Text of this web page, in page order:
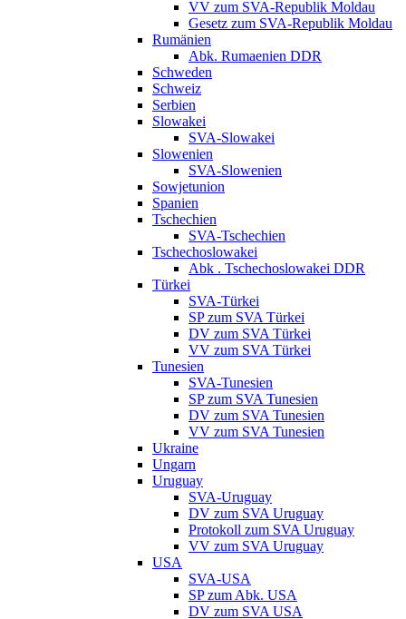
VV zum SVA-Republik Moldau
Gesetz zum SVA-Republik Moldau
Rumänien
Abk. Rumaenien DDR
Schweden
Schweiz
Serbien
Slowakei
SVA-Slowakei
Slowenien
SVA-Slowenien
Sowjetunion
Spanien
Tschechien
SVA-Tschechien
Tschechoslowakei
Abk . Tschechoslowakei DDR
Türkei
SVA-Türkei
SP zum SVA Türkei
DV zum SVA Türkei
VV zum SVA Türkei
Tunesien
SVA-Tunesien
SP zum SVA Tunesien
DV zum SVA Tunesien
VV zum SVA Tunesien
Ukraine
Ungarn
Uruguay
SVA-Uruguay
DV zum SVA Uruguay
Protokoll zum SVA Uruguay
VV zum SVA Uruguay
USA
SVA-USA
SP zum Abk. USA
DV zum SVA USA